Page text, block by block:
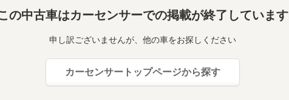
の中古車はカーセンサーでの掲載が終了しています
申し訳ございませんが、他の車をお探しください
カーセンサートップページから探す